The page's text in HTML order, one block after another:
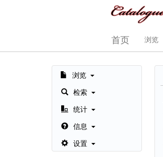
首页 浏览
浏览
检索
统计
信息
设置